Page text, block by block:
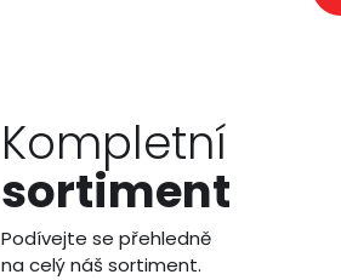
Kompletní
sortiment
Podívejte se přehledně
na celý náš sortiment.